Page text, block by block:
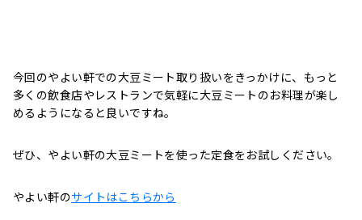
今回のやよい軒での大豆ミート取り扱いをきっかけに、もっと
多くの飲食店やレストランで気軽に大豆ミートのお料理が楽し
めるようになると良いですね。
ぜひ、やよい軒の大豆ミートを使った定食をお試しください。
やよい軒のサイトはこちらから